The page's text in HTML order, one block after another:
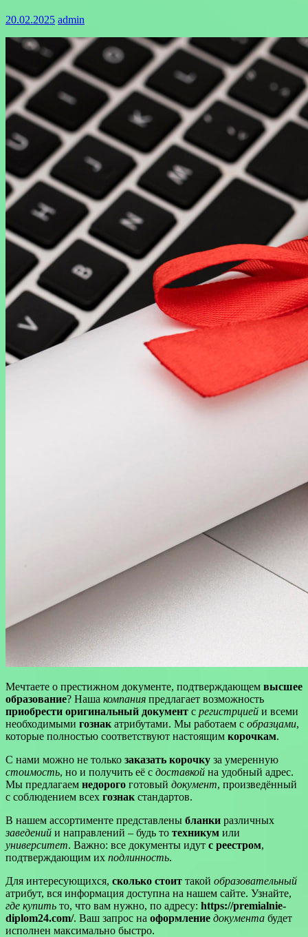
20.02.2025 admin
Мечтаете о престижном документе, подтверждающем высшее
образование? Наша компания предлагает возможность
приобрести оригинальный документ с регистрцией и всеми
необходимыми гознак атрибутами. Мы работаем с образцами,
которые полностью соответствуют настоящим корочкам.
С нами можно не только заказать корочку за умеренную
стоимость, но и получить её с доставкой на удобный адрес.
Мы предлагаем недорого готовый документ, произведённый
с соблюдением всех гознак стандартов.
В нашем ассортименте представлены бланки различных
заведений и направлений – будь то техникум или
университет. Важно: все документы идут с реестром,
подтверждающим их подлинность.
Для интересующихся, сколько стоит такой образовательный
атрибут, вся информация доступна на нашем сайте. Узнайте,
где купить то, что вам нужно, по адресу: https://premialnie-
diplom24.com/. Ваш запрос на оформление документа будет
исполнен максимально быстро.